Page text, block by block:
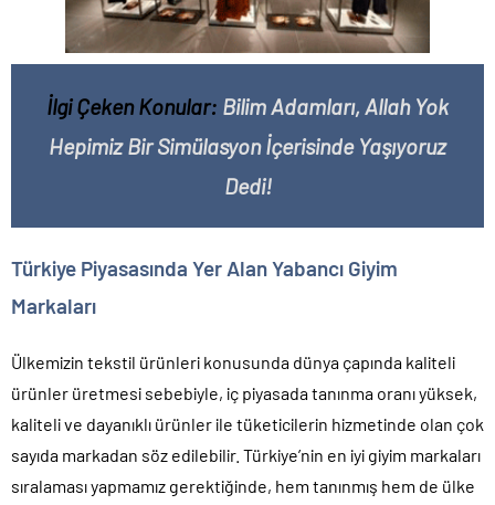
İlgi Çeken Konular: Bilim Adamları, Allah Yok
Hepimiz Bir Simülasyon İçerisinde Yaşıyoruz
Dedi!
Türkiye Piyasasında Yer Alan Yabancı Giyim
Markaları
Ülkemizin tekstil ürünleri konusunda dünya çapında kaliteli
ürünler üretmesi sebebiyle, iç piyasada tanınma oranı yüksek,
kaliteli ve dayanıklı ürünler ile tüketicilerin hizmetinde olan çok
sayıda markadan söz edilebilir. Türkiye’nin en iyi giyim markaları
sıralaması yapmamız gerektiğinde, hem tanınmış hem de ülke